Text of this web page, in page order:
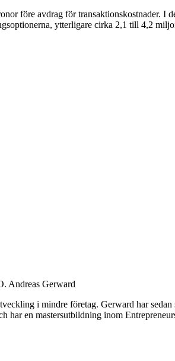
före avdrag för transaktionskostnader. I
ytterligare cirka 2,1 till 4,2
Andreas Gerward
i mindre företag. Gerward har
har en mastersutbildning inom